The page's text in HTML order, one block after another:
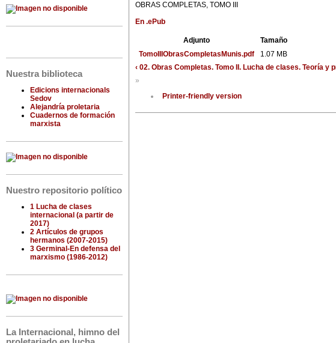
Nuestra biblioteca
Edicions internacionals
Sedov
Alejandría proletaria
Cuadernos de formación
marxista
Nuestro repositorio político
1 Lucha de clases
internacional (a partir de
2017)
2 Artículos de grupos
hermanos (2007-2015)
3 Germinal-En defensa del
marxismo (1986-2012)
La Internacional, himno del
OBRAS COMPLETAS, TOMO III
En .ePub
Adjunto
Tamaño
TomoIIIObrasCompletasMunis.pdf
1.07 MB
‹ 02. Obras Completas. Tomo II. Lucha de clases. Teoría y
»
Printer-friendly version